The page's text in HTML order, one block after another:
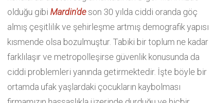
olduğu gibi Mardin'deson 30 yılda ciddi oranda göç
almış çeşitlilik ve şehirleşme artmış demografik yapısı
kısmende olsa bozulmuştur. Tabiki bir toplum ne kadar
farklılaşır ve metropolleşirse güvenlik konusunda da
ciddi problemleri yanında getirmektedir. İşte böyle bir
ortamda ufak yaşlardaki çocukların kaybolması